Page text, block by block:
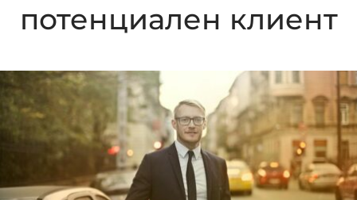
потенциален клиент